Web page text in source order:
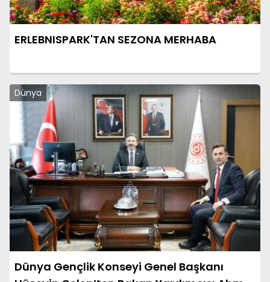
ERLEBNISPARK'TAN SEZONA MERHABA
Dünya
Dünya Gençlik Konseyi Genel Başkanı